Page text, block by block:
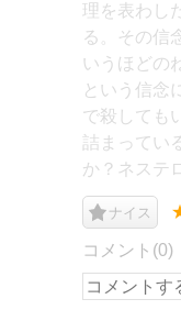
理を表わし
る。その信
いうほどの
という信念
で殺しても
詰まってい
か？ネステ
ナイス
コメント(0)